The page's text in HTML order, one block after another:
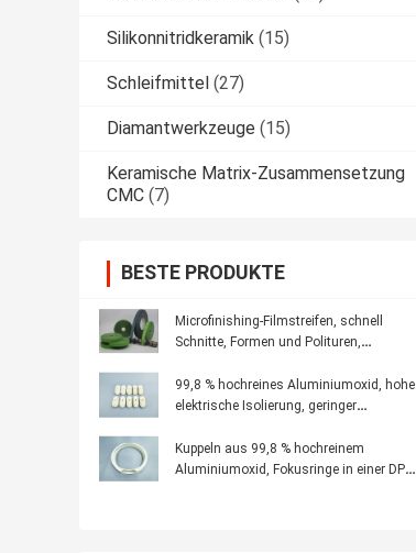
Silikonnitridkeramik (15)
Schleifmittel (27)
Diamantwerkzeuge (15)
Keramische Matrix-Zusammensetzung
CMC (7)
BESTE PRODUKTE
Microfinishing-Filmstreifen, schnell
Schnitte, Formen und Polituren,
Präzisionswerkzeug liefernd
99,8 % hochreines Aluminiumoxid, hohe
elektrische Isolierung, geringer
PFG, Dual MNT
Kuppeln aus 99,8 % hochreinem
Aluminiumoxid, Fokusringe in einer DPS-